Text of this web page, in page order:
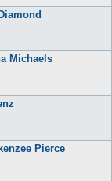
Michaels
Pierce